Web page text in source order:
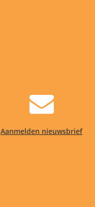
Aanmelden nieuwsbrief